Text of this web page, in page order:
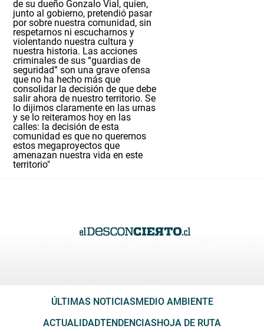
de su dueño Gonzalo Vial, quien,
junto al gobierno, pretendió pasar
por sobre nuestra comunidad, sin
respetarnos ni escucharnos y
violentando nuestra cultura y
nuestra historia. Las acciones
criminales de sus “guardias de
seguridad” son una grave ofensa
que no ha hecho más que
consolidar la decisión de que debe
salir ahora de nuestro territorio. Se
lo dijimos claramente en las urnas
y se lo reiteramos hoy en las
calles: la decisión de esta
comunidad es que no queremos
estos megaproyectos que
amenazan nuestra vida en este
territorio"
ÚLTIMAS NOTICIASMEDIO AMBIENTE
ACTUALIDADTENDENCIASHOJA DE RUTA